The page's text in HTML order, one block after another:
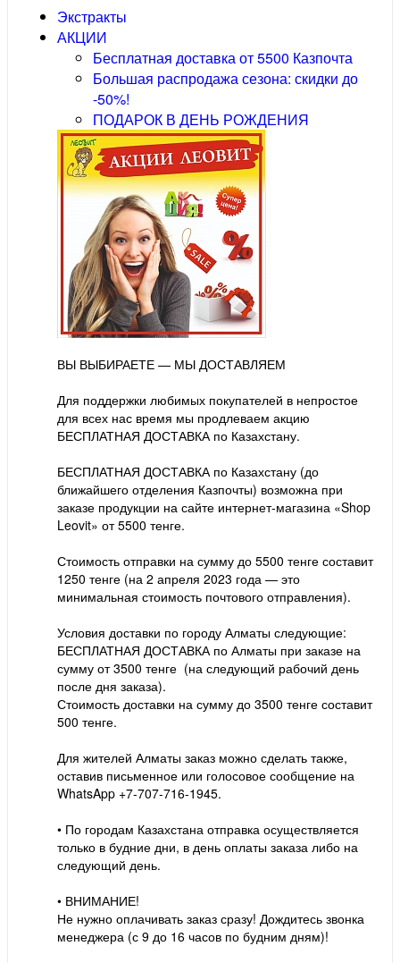
Экстракты
АКЦИИ
Бесплатная доставка от 5500 Казпочта
Большая распродажа сезона: скидки до
-50%!
ПОДАРОК В ДЕНЬ РОЖДЕНИЯ
ВЫ ВЫБИРАЕТЕ — МЫ ДОСТАВЛЯЕМ
Для поддержки любимых покупателей в непростое
для всех нас время мы продлеваем акцию
БЕСПЛАТНАЯ ДОСТАВКА по Казахстану.
БЕСПЛАТНАЯ ДОСТАВКА по Казахстану (до
ближайшего отделения Казпочты) возможна при
заказе продукции на сайте интернет-магазина «Shop
Leovit» от 5500 тенге.
Стоимость отправки на сумму до 5500 тенге составит
1250 тенге (на 2 апреля 2023 года — это
минимальная стоимость почтового отправления).
Условия доставки по городу Алматы следующие:
БЕСПЛАТНАЯ ДОСТАВКА по Алматы при заказе на
сумму от 3500 тенге (на следующий рабочий день
после дня заказа).
Стоимость доставки на сумму до 3500 тенге составит
500 тенге.
Для жителей Алматы заказ можно сделать также,
оставив письменное или голосовое сообщение на
WhatsApp +7-707-716-1945.
• По городам Казахстана отправка осуществляется
только в будние дни, в день оплаты заказа либо на
следующий день.
• ВНИМАНИЕ!
Не нужно оплачивать заказ сразу! Дождитесь звонка
менеджера (с 9 до 16 часов по будним дням)!